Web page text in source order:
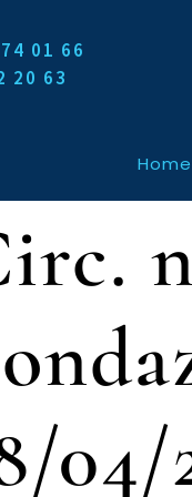
01 66
20 63
Home
04/